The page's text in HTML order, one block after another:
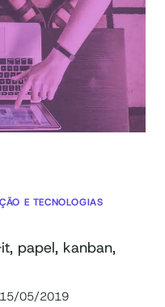
E TECNOLOGIAS
papel, kanban,
15/05/2019